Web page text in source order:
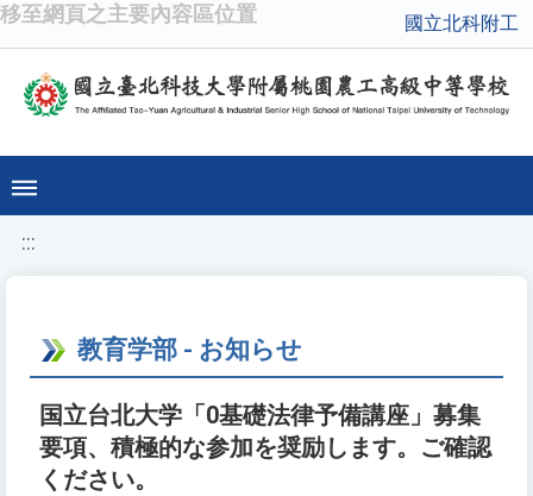
移至網頁之主要內容區位置 國立北科附工
:::
教育学部 - お知らせ
国立台北大学「0基礎法律予備講座」募集
要項、積極的な参加を奨励します。ご確認
ください。